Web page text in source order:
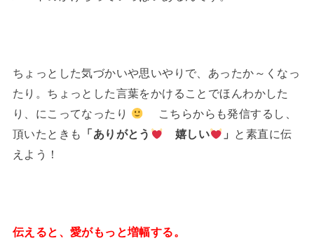
ちょっとした気づかいや思いやりで、あったか～くなっ
たり。ちょっとした言葉をかけることでほんわかした
り、にこってなったり
こちらからも発信するし、
頂いたときも
「ありがとう 嬉しい 」 と素直に伝
えよう！
伝えると、愛がもっと増幅する。